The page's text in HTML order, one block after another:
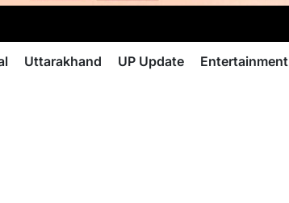
Uttarakhand UP Update Entertainment